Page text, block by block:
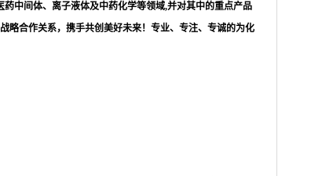
中间体、离子液体及中药化学等领域,并对其中的重点产品
略合作关系，携手共创美好未来！专业、专注、专诚的为化